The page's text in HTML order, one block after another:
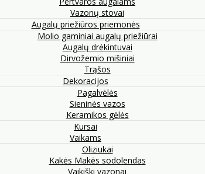
Vazonų stovai
Augalų priežiūros priemonės
Molio gaminiai augalų priežiūrai
Augalų drėkintuvai
Dirvožemio mišiniai
Trąšos
Dekoracijos
Pagalvėlės
Sieninės vazos
Keramikos gėlės
Kursai
Vaikams
Oliziukai
Kakės Makės sodolendas
Vaikiški vazonai